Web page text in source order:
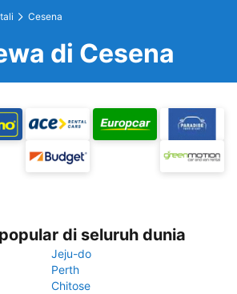
Cesena
di Cesena
di seluruh dunia
Jeju-do
Perth
Chitose